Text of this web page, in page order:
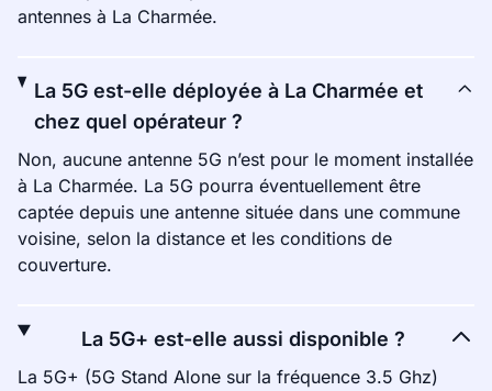
antennes à La Charmée.
La 5G est-elle déployée à La Charmée et
chez quel opérateur ?
Non, aucune antenne 5G n’est pour le moment installée
à La Charmée. La 5G pourra éventuellement être
captée depuis une antenne située dans une commune
voisine, selon la distance et les conditions de
couverture.
La 5G+ est-elle aussi disponible ?
La 5G+ (5G Stand Alone sur la fréquence 3.5 Ghz)